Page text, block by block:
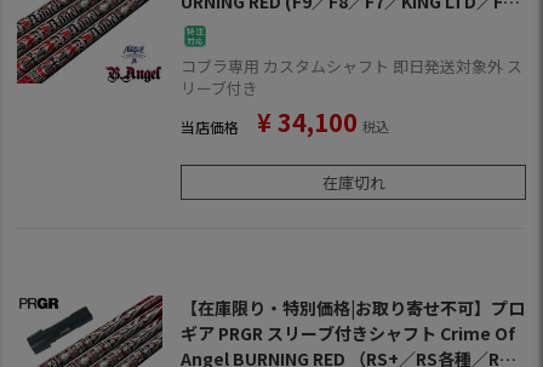
／FLY-Z／BIO CELL)
コブラ専用 カスタムシャフト 即日発送対象外 ス
リーブ付き
当店価格 ¥34,100 税込
在庫切れ
【在庫限り・特別価格|お取り寄せ不可】プロ
ギア PRGR スリーブ付きシャフト Crime Of
Angel BURNING RED （RS+／RS各種／RSF